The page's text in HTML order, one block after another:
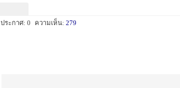
ประกาศ: 0 ความเห็น: 279